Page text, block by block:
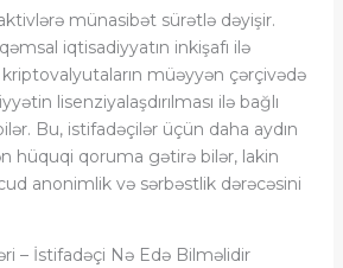
münasibət sürətlə dəyişir.
iqtisadiyyatın inkişafı ilə
müəyyən çərçivədə
lisenziyalaşdırılması ilə bağlı
Bu, istifadəçilər üçün daha aydın
hüquqi qoruma gətirə bilər, lakin
anonimlik və sərbəstlik dərəcəsini
– İstifadəçi Nə Edə Bilməlidir